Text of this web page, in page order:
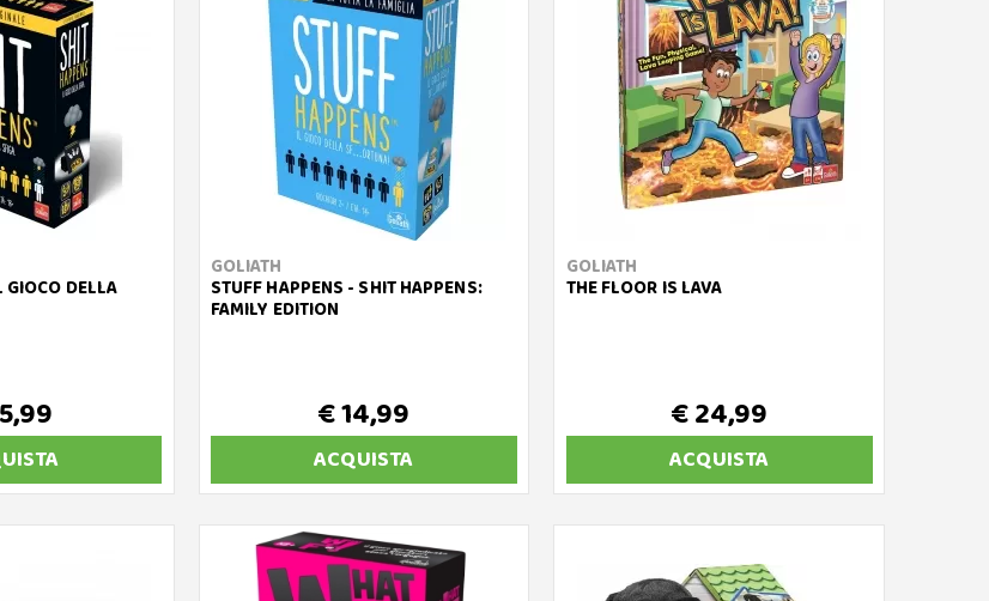
GIOCO DELLA
GOLIATH
STUFF HAPPENS - SHIT HAPPENS:
FAMILY EDITION
€ 14,99
ACQUISTA
GOLIATH
THE FLOOR IS LAVA
€ 24,99
ACQUISTA